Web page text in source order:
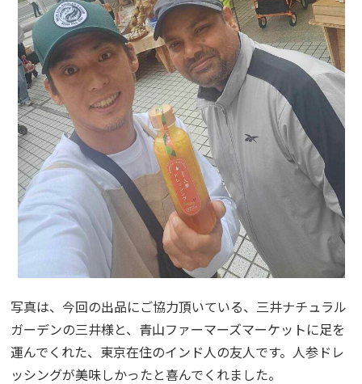
写真は、今回の出品にご協力頂いている、三井ナチュラル
ガーデンの三井様と、青山ファーマーズマーケットに足を
運んでくれた、東京在住のインド人の友人です。人参ドレ
ッシングが美味しかったと喜んでくれました。